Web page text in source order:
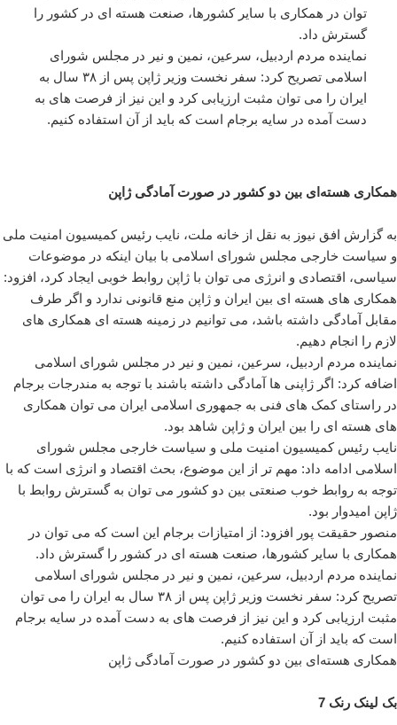
توان در همکاری با سایر کشورها، صنعت هسته ای در کشور را
گسترش داد.
نماینده مردم اردبیل، سرعین، نمین و نیر در مجلس شورای
اسلامی تصریح کرد: سفر نخست وزیر ژاپن پس از ۳۸ سال به
ایران را می توان مثبت ارزیابی کرد و این نیز از فرصت های به
دست آمده در سایه برجام است که باید از آن استفاده کنیم.
همکاری هسته‌ای بین دو کشور در صورت آمادگی ژاپن
به گزارش افق نیوز به نقل از خانه ملت، نایب رئیس کمیسیون امنیت ملی
و سیاست خارجی مجلس شورای اسلامی با بیان اینکه در موضوعات
سیاسی، اقتصادی و انرژی می توان با ژاپن روابط خوبی ایجاد کرد، افزود:
همکاری های هسته ای بین ایران و ژاپن منع قانونی ندارد و اگر طرف
مقابل آمادگی داشته باشد، می توانیم در زمینه هسته ای همکاری های
لازم را انجام دهیم.
نماینده مردم اردبیل، سرعین، نمین و نیر در مجلس شورای اسلامی
اضافه کرد: اگر ژاپنی ها آمادگی داشته باشند با توجه به مندرجات برجام
در راستای کمک های فنی به جمهوری اسلامی ایران می توان همکاری
های هسته ای را بین ایران و ژاپن شاهد بود.
نایب رئیس کمیسیون امنیت ملی و سیاست خارجی مجلس شورای
اسلامی ادامه داد: مهم تر از این موضوع، بحث اقتصاد و انرژی است که با
توجه به روابط خوب صنعتی بین دو کشور می توان به گسترش روابط با
ژاپن امیدوار بود.
منصور حقیقت پور افزود: از امتیازات برجام این است که می توان در
همکاری با سایر کشورها، صنعت هسته ای در کشور را گسترش داد.
نماینده مردم اردبیل، سرعین، نمین و نیر در مجلس شورای اسلامی
تصریح کرد: سفر نخست وزیر ژاپن پس از ۳۸ سال به ایران را می توان
مثبت ارزیابی کرد و این نیز از فرصت های به دست آمده در سایه برجام
است که باید از آن استفاده کنیم.
همکاری هسته‌ای بین دو کشور در صورت آمادگی ژاپن
بک لینک رنک 7